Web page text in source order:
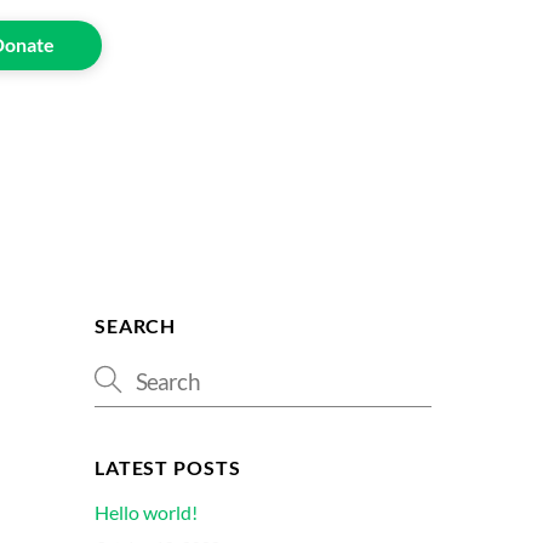
SEARCH
LATEST POSTS
Hello world!